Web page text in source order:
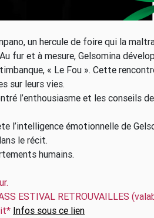
un hercule de foire qui la
fur et à mesure, Gelsomina
« Le Fou ». Cette
sur leurs vies.
l’enthousiasme et les conseils
l’intelligence émotionnelle de
le récit.
humains.
ESTIVAL RETROUVAILLES
Infos sous ce lien